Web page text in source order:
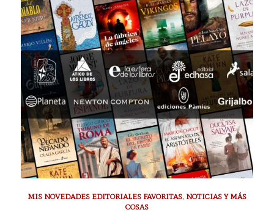
MIS NOVEDADES EDITORIALES FAVORITAS, NOTICIAS Y MÁS
COSAS